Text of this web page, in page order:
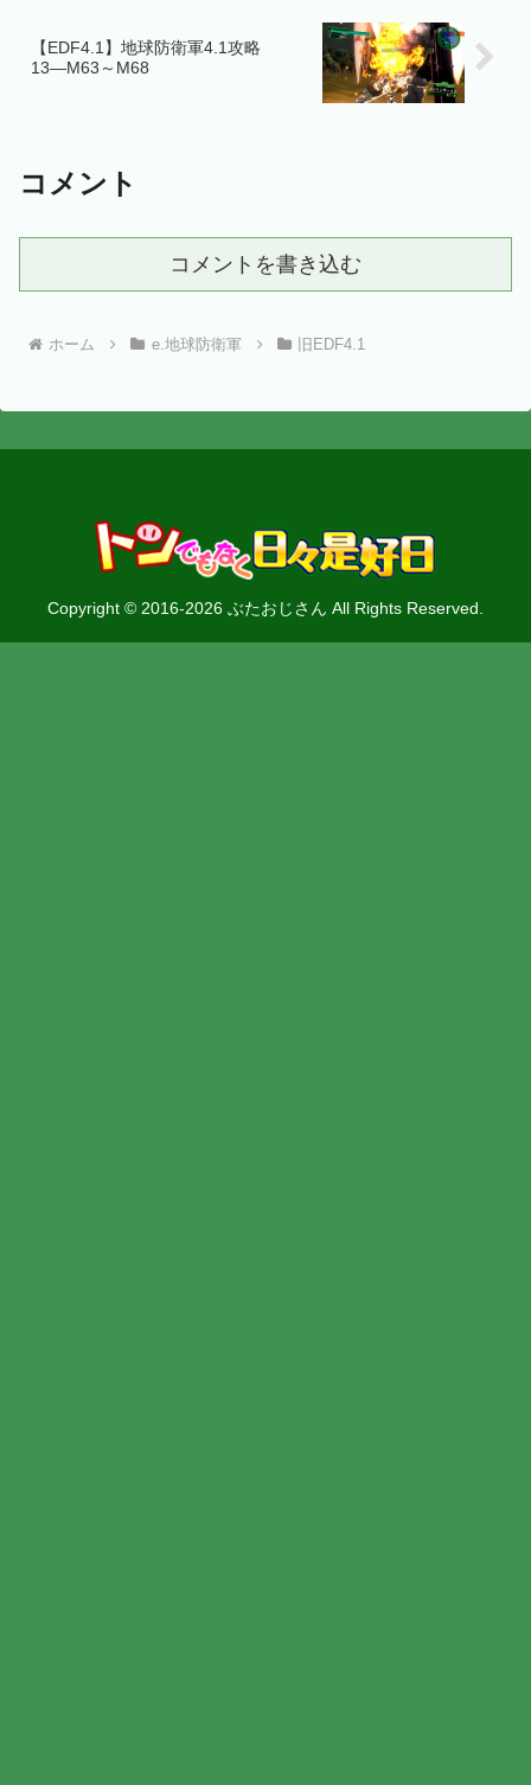
【EDF4.1】地球防衛軍4.1攻略
13―M63～M68
コメント
コメントを書き込む
ホーム e.地球防衛軍 旧EDF4.1
Copyright © 2016-2026 ぶたおじさん All Rights Reserved.